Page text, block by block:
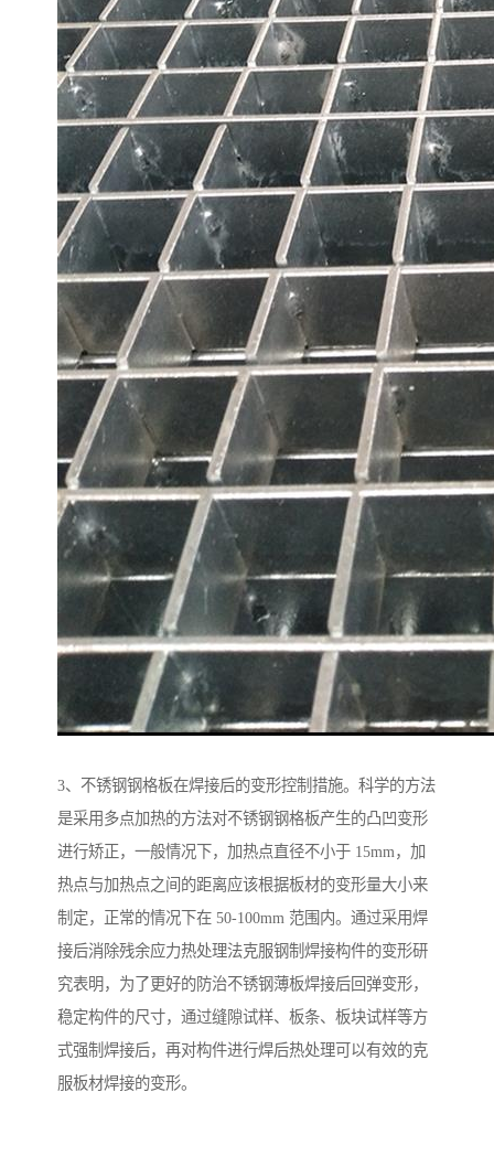
3、不锈钢钢格板在焊接后的变形控制措施。科学的方法
是采用多点加热的方法对不锈钢钢格板产生的凸凹变形
进行矫正，一般情况下，加热点直径不小于 15mm，加
热点与加热点之间的距离应该根据板材的变形量大小来
制定，正常的情况下在 50-100mm 范围内。通过采用焊
接后消除残余应力热处理法克服钢制焊接构件的变形研
究表明，为了更好的防治不锈钢薄板焊接后回弹变形，
稳定构件的尺寸，通过缝隙试样、板条、板块试样等方
式强制焊接后，再对构件进行焊后热处理可以有效的克
服板材焊接的变形。